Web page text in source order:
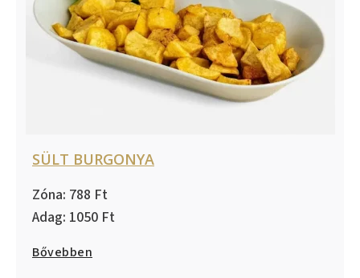
SÜLT BURGONYA
788
1050
Bővebben